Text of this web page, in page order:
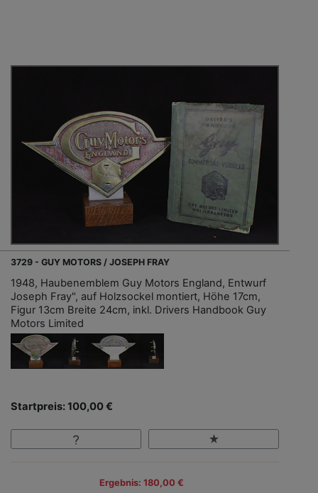
3729 - GUY MOTORS / JOSEPH FRAY
1948, Haubenemblem Guy Motors England, Entwurf
Joseph Fray", auf Holzsockel montiert, Höhe 17cm,
Figur 13cm Breite 24cm, inkl. Drivers Handbook Guy
Motors Limited
Startpreis: 100,00 €
Ergebnis: 180,00 €